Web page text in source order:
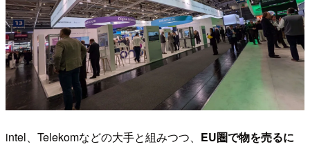
intel、Telekomなどの大手と組みつつ、 EU圏で物を売るに